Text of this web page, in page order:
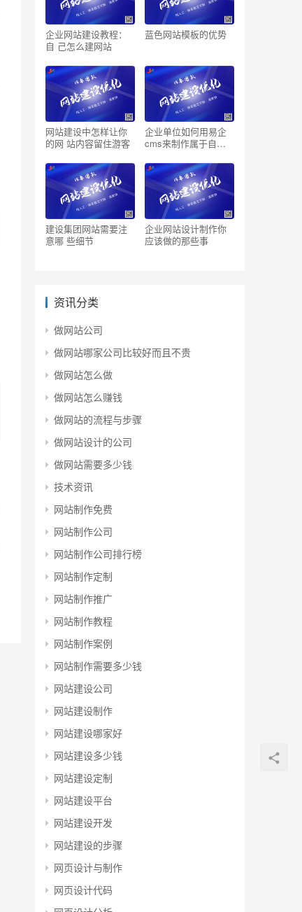
企业网站建设教程：
自 己怎么建网站
蓝色网站模板的优势
网站建设中怎样让你
的网 站内容留住游客
企业单位如何用易企
cms来制作属于自己
建设集团网站需要注
意哪 些细节
企业网站设计制作你
应该做的那些事
资讯分类
做网站公司
做网站哪家公司比较好而且不贵
做网站怎么做
做网站怎么赚钱
做网站的流程与步骤
做网站设计的公司
做网站需要多少钱
技术资讯
网站制作免费
网站制作公司
网站制作公司排行榜
网站制作定制
网站制作推广
网站制作教程
网站制作案例
网站制作需要多少钱
网站建设公司
网站建设制作
网站建设哪家好
网站建设多少钱
网站建设定制
网站建设平台
网站建设开发
网站建设的步骤
网页设计与制作
网页设计代码